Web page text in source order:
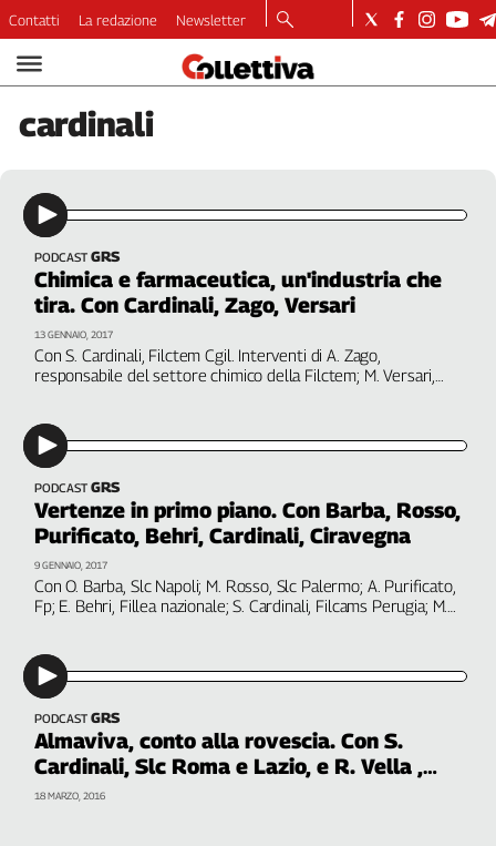
Video
Dirette
Economia
Lavoro
Ambiente
Diritti
Welfare
Italia
Culture
Categorie
Filcams
Filctem
Fillea
Filt
Fisac
Flai
Flc
Nidil
Slc
Contatti La redazione Newsletter
cardinali
PODCAST GRS
Chimica e farmaceutica, un'industria che
tira. Con Cardinali, Zago, Versari
Con S. Cardinali, Filctem Cgil. Interventi di A. Zago,
responsabile del settore chimico della Filctem; M. Versari,
13 GENNAIO, 2017
PODCAST GRS
Vertenze in primo piano. Con Barba, Rosso,
Purificato, Behri, Cardinali, Ciravegna
Con O. Barba, Slc Napoli; M. Rosso, Slc Palermo; A. Purificato,
Fp; E. Behri, Fillea nazionale; S. Cardinali, Filcams Perugia; M.
9 GENNAIO, 2017
PODCAST GRS
Almaviva, conto alla rovescia. Con S.
Cardinali, Slc Roma e Lazio, e R. Vella ,
lavoratrice Palermo
18 MARZO, 2016